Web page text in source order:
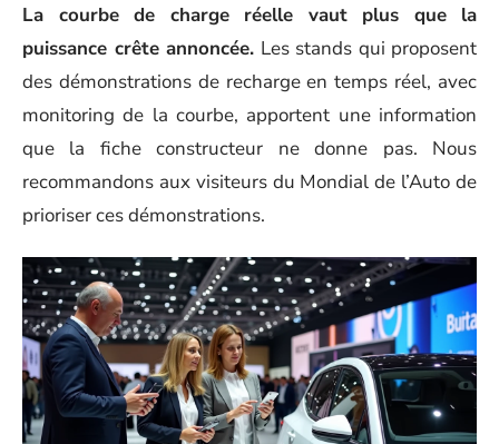
La courbe de charge réelle vaut plus que la
puissance crête annoncée. Les stands qui proposent
des démonstrations de recharge en temps réel, avec
monitoring de la courbe, apportent une information
que la fiche constructeur ne donne pas. Nous
recommandons aux visiteurs du Mondial de l’Auto de
prioriser ces démonstrations.